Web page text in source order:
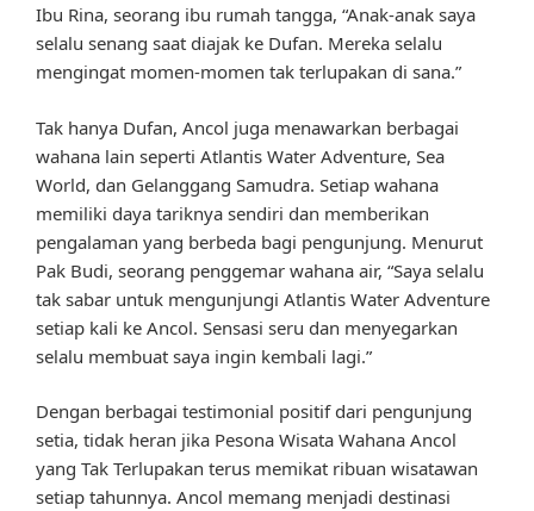
Ibu Rina, seorang ibu rumah tangga, “Anak-anak saya
selalu senang saat diajak ke Dufan. Mereka selalu
mengingat momen-momen tak terlupakan di sana.”
Tak hanya Dufan, Ancol juga menawarkan berbagai
wahana lain seperti Atlantis Water Adventure, Sea
World, dan Gelanggang Samudra. Setiap wahana
memiliki daya tariknya sendiri dan memberikan
pengalaman yang berbeda bagi pengunjung. Menurut
Pak Budi, seorang penggemar wahana air, “Saya selalu
tak sabar untuk mengunjungi Atlantis Water Adventure
setiap kali ke Ancol. Sensasi seru dan menyegarkan
selalu membuat saya ingin kembali lagi.”
Dengan berbagai testimonial positif dari pengunjung
setia, tidak heran jika Pesona Wisata Wahana Ancol
yang Tak Terlupakan terus memikat ribuan wisatawan
setiap tahunnya. Ancol memang menjadi destinasi